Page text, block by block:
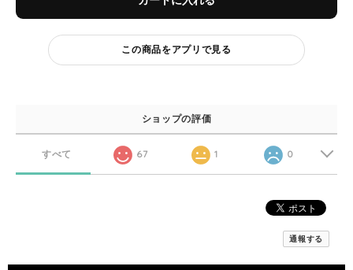
この商品をアプリで見る
ショップの評価
すべて 67 1 0
通報する